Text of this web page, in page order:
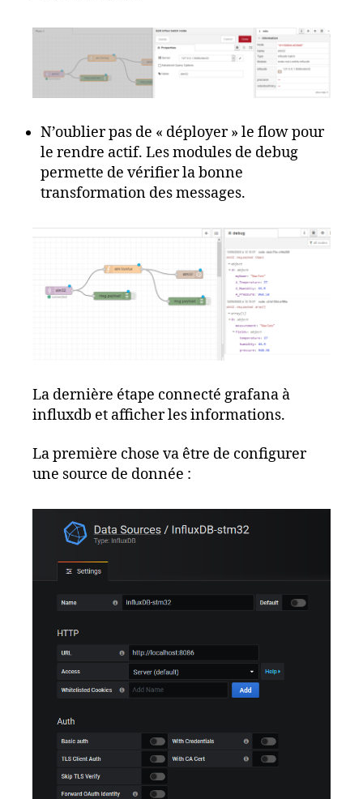
N’oublier pas de « déployer » le flow pour
le rendre actif. Les modules de debug
permette de vérifier la bonne
transformation des messages.
La dernière étape connecté grafana à
influxdb et afficher les informations.
La première chose va être de configurer
une source de donnée :